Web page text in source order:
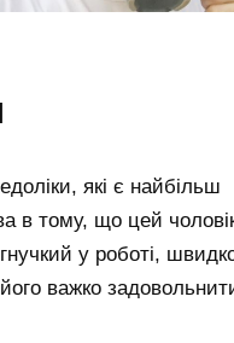
які є найбільш
в тому, що цей
у роботі,
важко